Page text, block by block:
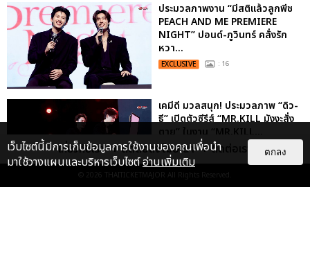
ประมวลภาพงาน “มีสติแล้วลูกพีช
PEACH AND ME PREMIERE
NIGHT” ปอนด์-ภูวินทร์ คลั่งรัก
หวา...
EXCLUSIVE : 16
เคมีดี มวลสนุก! ประมวลภาพ “ดิว-
ธี” เปิดตัวซีรีส์ “MR.KILL มังงะสั่ง
ตาย” ในงาน “MR.KILL...
EXCLUSIVE : 14
เกี่ยวกับเรา ติดต่อลงโฆษณา ติดต่อเรา
© 2026 THAITICKETMAJOR All Rights Reserved.
เว็บไซต์นี้มีการเก็บข้อมูลการใช้งานของคุณเพื่อนำ
มาใช้วางแผนและบริหารเว็บไซต์อ่านเพิ่มเติม
ตกลง